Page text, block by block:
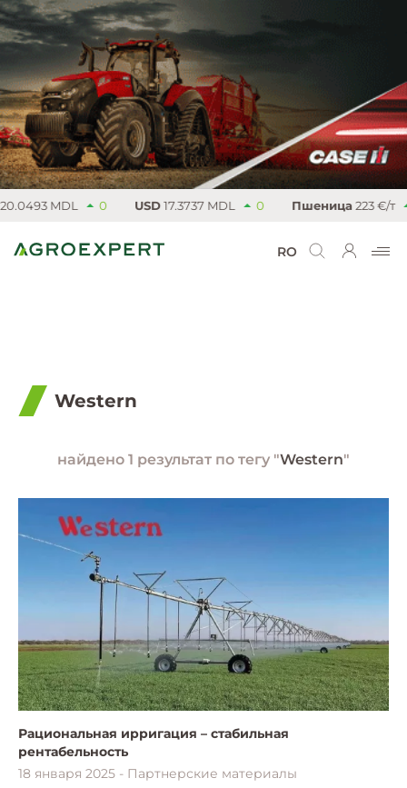
MDL 0 USD17.3737 MDL 0 Пшеница223 €/т
RO
Western
найдено 1 результат по тегу "Western"
Рациональная ирригация – стабильная
рентабельность
18 января 2025 - Партнерские материалы